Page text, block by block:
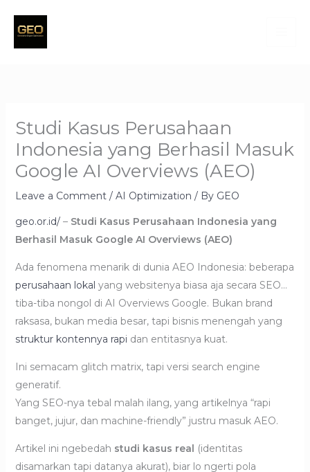
Studi Kasus Perusahaan
Indonesia yang Berhasil Masuk
Google AI Overviews (AEO)
Leave a Comment / AI Optimization / By GEO
geo.or.id/– Studi Kasus Perusahaan Indonesia yang
Berhasil Masuk Google AI Overviews (AEO)
Ada fenomena menarik di dunia AEO Indonesia: beberapa
perusahaan lokal yang websitenya biasa aja secara SEO…
tiba-tiba nongol di AI Overviews Google. Bukan brand
raksasa, bukan media besar, tapi bisnis menengah yang
struktur kontennya rapi dan entitasnya kuat.
Ini semacam glitch matrix, tapi versi search engine
generatif.
Yang SEO-nya tebal malah ilang, yang artikelnya “rapi
banget, jujur, dan machine-friendly” justru masuk AEO.
Artikel ini ngebedah studi kasus real (identitas
disamarkan tapi datanya akurat), biar lo ngerti pola